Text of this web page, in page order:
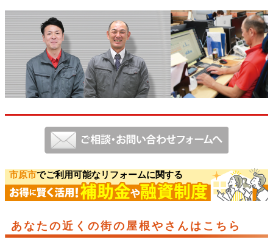
市原市でご利用可能なリフォームに関する
あなたの近くの街の屋根やさんはこちら